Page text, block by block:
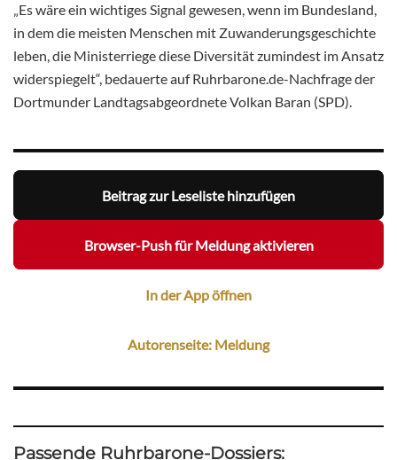
„Es wäre ein wichtiges Signal gewesen, wenn im Bundesland,
in dem die meisten Menschen mit Zuwanderungsgeschichte
leben, die Ministerriege diese Diversität zumindest im Ansatz
widerspiegelt“, bedauerte auf Ruhrbarone.de-Nachfrage der
Dortmunder Landtagsabgeordnete Volkan Baran (SPD).
Beitrag zur Leseliste hinzufügen
Browser-Push für Meldung aktivieren
In der App öffnen
Autorenseite: Meldung
Passende Ruhrbarone-Dossiers: